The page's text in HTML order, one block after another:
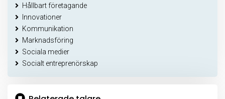
Hållbart företagande
Innovationer
Kommunikation
Marknadsföring
Sociala medier
Socialt entreprenörskap